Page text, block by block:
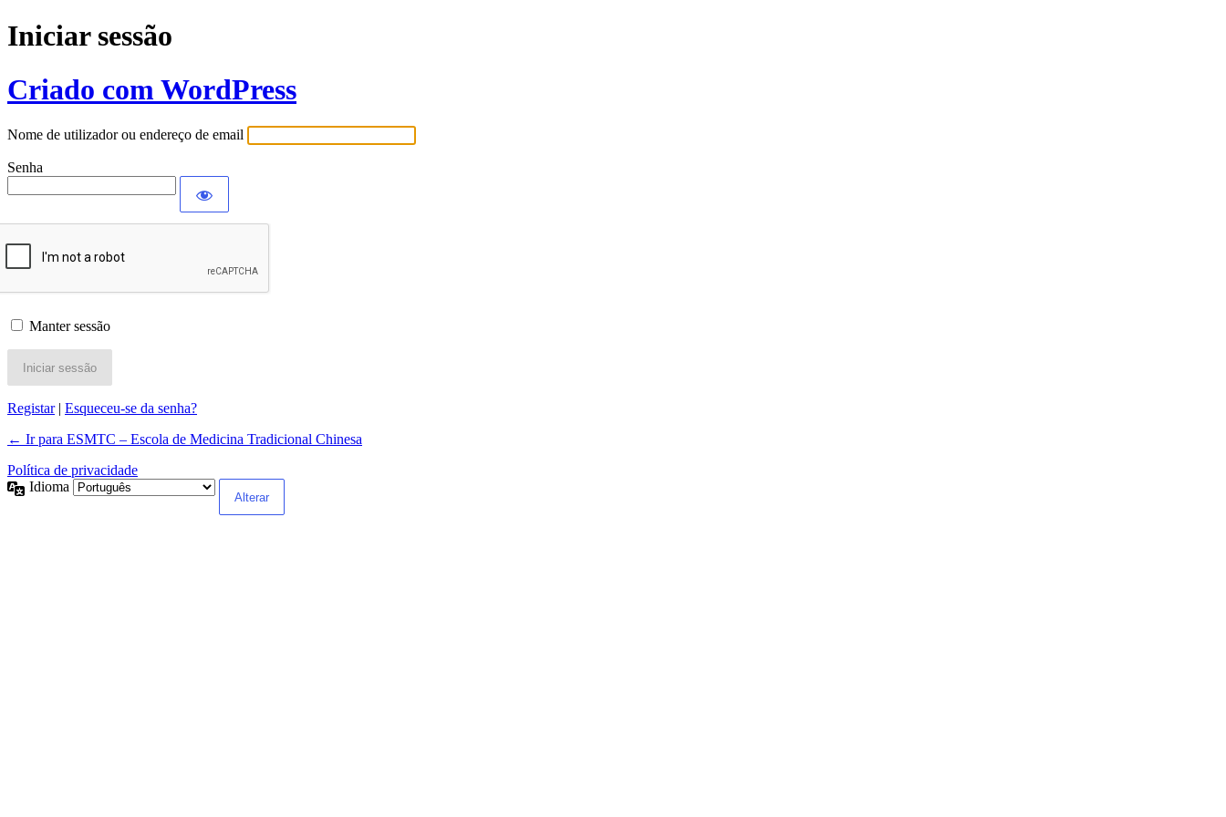
Iniciar sessão
Criado com WordPress
Nome de utilizador ou endereço de email
Senha
Manter sessão
Registar| Esqueceu-se da senha?
← Ir para ESMTC – Escola de Medicina Tradicional Chinesa
Política de privacidade
Idioma